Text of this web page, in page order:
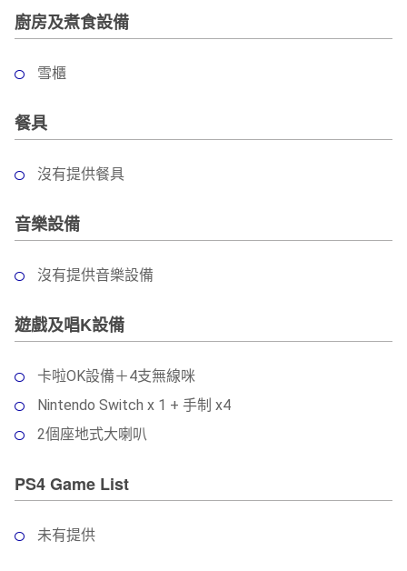
廚房及煮食設備
雪櫃
餐具
沒有提供餐具
音樂設備
沒有提供音樂設備
遊戲及唱K設備
卡啦OK設備＋4支無線咪
Nintendo Switch x 1 + 手制 x4
2個座地式大喇叭
PS4 Game List
未有提供